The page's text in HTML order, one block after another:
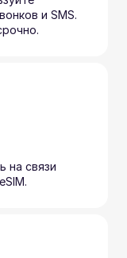
и SMS.
на связи